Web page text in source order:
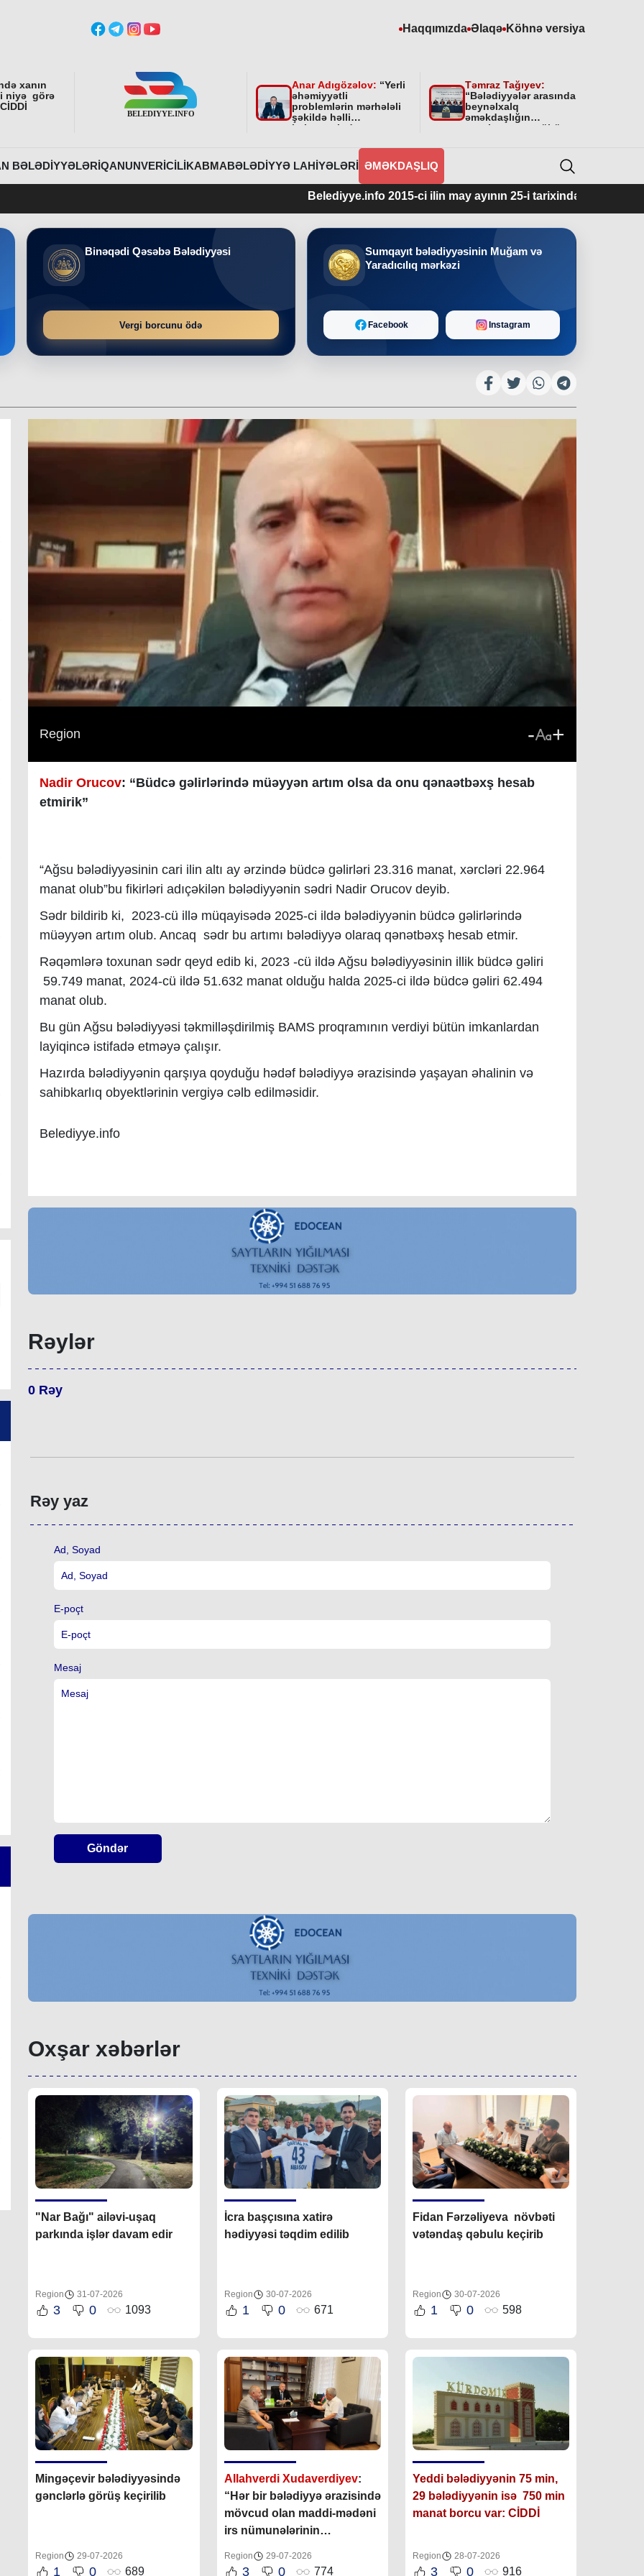
Haqqımızda Əlaqə Köhnə versiya
xanın
niyə görə
Anar Adıgözəlov: “Yerli
əhəmiyyətli
problemlərin mərhələli
şəkildə həlli
istiqamətində
sonra da davam
etdirəcəkdir”
Təmraz Tağıyev:
“Bələdiyyələr arasında
beynəlxalq
əməkdaşlığın
qurulmasının mühüm
BƏLƏDIYYƏLƏRIQANUNVERICILIKABMABƏLƏDIYYƏ LAHIYƏLƏRI ƏMƏKDAŞLIQ
Belediyye.info 2015-ci ilin may ayının 25-i tarixindən fəaliyyətdədir.
Binəqədi Qəsəbə Bələdiyyəsi
Vergi borcunu ödə
Sumqayıt bələdiyyəsinin Muğam və
Yaradıcılıq mərkəzi
Facebook Instagram
Region - +
Nadir Orucov: “Büdcə gəlirlərində müəyyən artım olsa da onu qənaətbəxş hesab
etmirik”
“Ağsu bələdiyyəsinin cari ilin altı ay ərzində büdcə gəlirləri 23.316 manat, xərcləri 22.964
manat olub”bu fikirləri adıçəkilən bələdiyyənin sədri Nadir Orucov deyib.
Sədr bildirib ki, 2023-cü illə müqayisədə 2025-ci ildə bələdiyyənin büdcə gəlirlərində
müəyyən artım olub. Ancaq sədr bu artımı bələdiyyə olaraq qənətbəxş hesab etmir.
Rəqəmlərə toxunan sədr qeyd edib ki, 2023 -cü ildə Ağsu bələdiyyəsinin illik büdcə gəliri
59.749 manat, 2024-cü ildə 51.632 manat olduğu halda 2025-ci ildə büdcə gəliri 62.494
manat olub.
Bu gün Ağsu bələdiyyəsi təkmilləşdirilmiş BAMS proqramının verdiyi bütün imkanlardan
layiqincə istifadə etməyə çalışır.
Hazırda bələdiyyənin qarşıya qoyduğu hədəf bələdiyyə ərazisində yaşayan əhalinin və
sahibkarlıq obyektlərinin vergiyə cəlb edilməsidir.
Belediyye.info
Rəylər
0 Rəy
Rəy yaz
Ad, Soyad
E-poçt
Mesaj
Göndər
Oxşar xəbərlər
"Nar Bağı" ailəvi-uşaq
parkında işlər davam edir
Region 31-07-2026
3 0 1093
İcra başçısına xatirə
hədiyyəsi təqdim edilib
Region 30-07-2026
1 0 671
Fidan Fərzəliyeva növbəti
vətəndaş qəbulu keçirib
Region 30-07-2026
1 0 598
Mingəçevir bələdiyyəsində
gənclərlə görüş keçirilib
Region 29-07-2026
1 0 689
Allahverdi Xudaverdiyev:
“Hər bir bələdiyyə ərazisində
mövcud olan maddi-mədəni
irs nümunələrinin
öz töhfəsini verməlidir”
Region 29-07-2026
3 0 774
Yeddi bələdiyyənin 75 min,
29 bələdiyyənin isə 750 min
manat borcu var: CİDDİ
Region 28-07-2026
3 0 916